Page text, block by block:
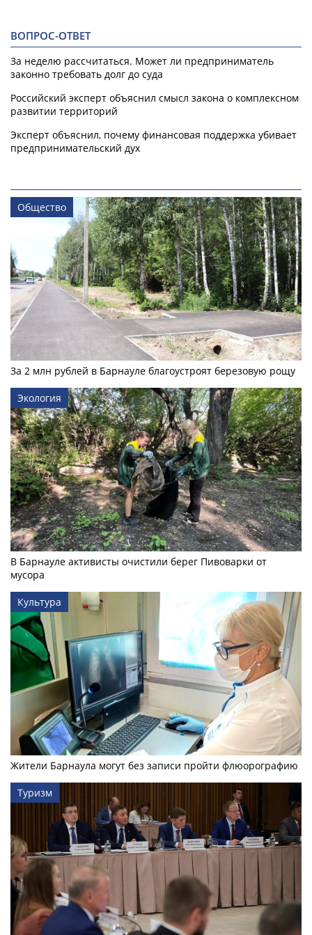
ВОПРОС-ОТВЕТ
За неделю рассчитаться. Может ли предприниматель
законно требовать долг до суда
Российский эксперт объяснил смысл закона о комплексном
развитии территорий
Эксперт объяснил, почему финансовая поддержка убивает
предпринимательский дух
Общество
За 2 млн рублей в Барнауле благоустроят березовую рощу
Экология
В Барнауле активисты очистили берег Пивоварки от
мусора
Культура
Жители Барнаула могут без записи пройти флюорографию
Туризм